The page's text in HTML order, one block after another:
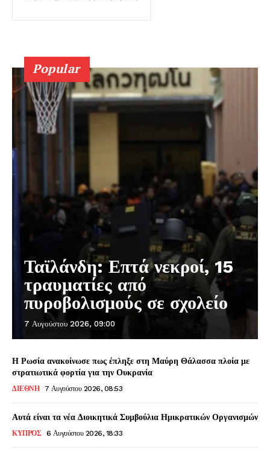
Popular
Ταϊλάνδη: Επτά νεκροί, 15
τραυματίες από
πυροβολισμούς σε σχολείο
7 Αυγούστου 2026, 09:00
Η Ρωσία ανακοίνωσε πως έπληξε στη Μαύρη Θάλασσα πλοία με
στρατιωτικά φορτία για την Ουκρανία
ΔΙΕΘΝΗ 7 Αυγούστου 2026, 08:53
Αυτά είναι τα νέα Διοικητικά Συμβούλια Ημικρατικών Οργανισμών
ΚΥΠΡΟΣ 6 Αυγούστου 2026, 18:33